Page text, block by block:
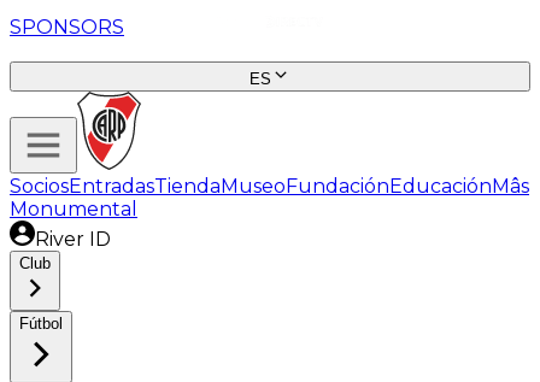
SPONSORS
ES
SociosEntradasTiendaMuseoFundaciónEducaciónMâs
Monumental
River ID
Club
Fútbol